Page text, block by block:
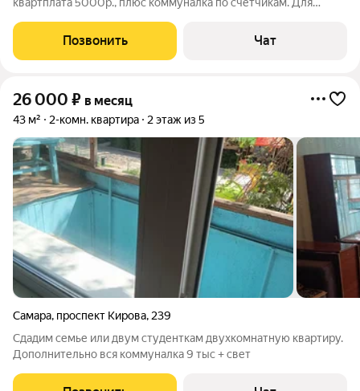
арендатором. Две комнаты в трехкомнатной квартире, не
угловая, рядом школы, садики,
Позвонить Чат
26 000 ₽ в месяц
43 м² 2-комн. квартира 2 этаж из 5
Самара, проспект Кирова, 239
Сдадим семье или двум студенткам двухкомнатную квартиру.
Дополнительно вся коммуналка 9 тыс + свет